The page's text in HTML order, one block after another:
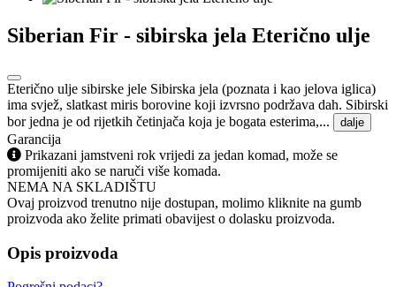
Siberian Fir - sibirska jela Eterično ulje
Eterično ulje sibirske jele Sibirska jela (poznata i kao jelova iglica)
ima svjež, slatkast miris borovine koji izvrsno podržava dah. Sibirski
bor jedna je od rijetkih četinjača koja je bogata esterima,...
dalje
Garancija
Prikazani jamstveni rok vrijedi za jedan komad, može se
promijeniti ako se naruči više komada.
NEMA NA SKLADIŠTU
Ovaj proizvod trenutno nije dostupan, molimo kliknite na gumb
proizvoda ako želite primati obavijest o dolasku proizvoda.
Opis proizvoda